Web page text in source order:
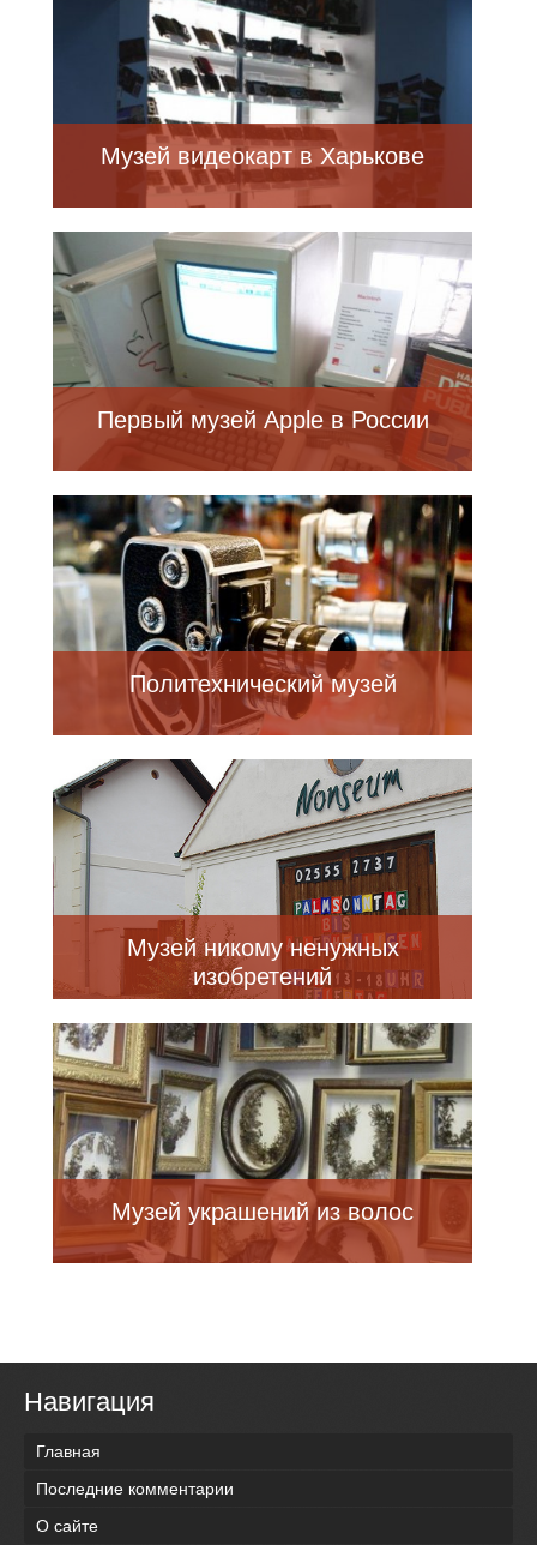
Музей видеокарт в Харькове
Первый музей Apple в России
Политехнический музей
Музей никому ненужных
изобретений
Музей украшений из волос
Навигация
Главная
Последние комментарии
О сайте